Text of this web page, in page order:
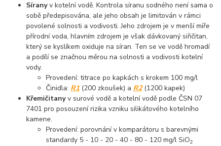
Síranyv kotelní vodě. Kontrola síranu sodného není sama o
sobě předepisována, ale jeho obsah je limitován v rámci
povolené solnosti a vodivosti. Jeho zdrojem je v menší míře
přírodní voda, hlavním zdrojem je však dávkovaný siřičitan,
který se kyslíkem oxiduje na síran. Ten se ve vodě hromadí
a podílí se značnou měrou na solnosti a vodivosti kotelní
vody.
Provedení: titrace po kapkách s krokem 100 mg/l
Činidla: R1 (200 zkoušek) a R2 (1200 kapek)
Křemičitanyv surové vodě a kotelní vodě podle ČSN 07
7401 pro posouzení rizika vzniku silikátového kotelního
kamene.
Provedení: porovnání v komparátoru s barevnými
standardy 5 - 10 - 20 - 40 - 80 - 120 mg/l SiO2